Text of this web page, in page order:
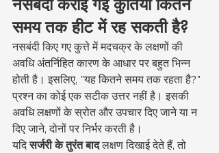
समय तक हीट में रह सकती है?
नसबंदी किए गए कुत्ते में मदचक्र के लक्षणों की
अवधि अंतर्निहित कारण के आधार पर बहुत भिन्न
होती है। इसलिए, "यह कितने समय तक रहता है?"
प्रश्न का कोई एक सटीक उत्तर नहीं है। इसकी
अवधि लक्षणों के स्रोत और उपचार दिए जाने या न
दिए जाने, दोनों पर निर्भर करती है।
यदि सर्जरी के तुरंत बाद लक्षण दिखाई देते हैं, तो